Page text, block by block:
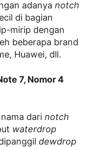
adanya notch
di bagian
mirip dengan
beberapa brand
Huawei, dll.
7, Nomor 4
dari notch
waterdrop
dewdrop